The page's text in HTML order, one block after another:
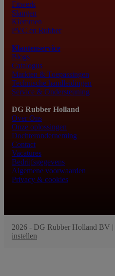
Fitwerk
Slangen
Klemmen
PVC en Rubber
Klantenservice
Blogs
Catalogus
Markten & Toepassingen
Technische handleidingen
Service & Ondersteuning
DG Rubber Holland
Over Ons
Onze oplossingen
Dochteronderneming
Contact
Vacatures
Bedrijfsgegevens
Algemene voorwaarden
Privacy & cookies
2026 - DG Rubber Holland BV |
instellen